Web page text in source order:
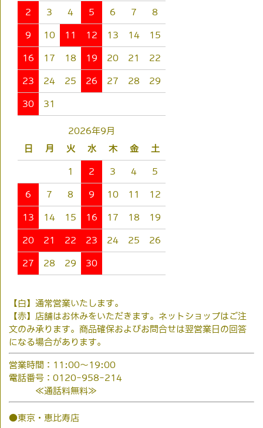
2 3 4 5 6 7 8
9 10 11 12 13 14 15
16 17 18 19 20 21 22
23 24 25 26 27 28 29
30 31
2026年9月
日
月 火 水 木 金 土
1 2 3 4 5
6 7 8 9 10 11 12
13 14 15 16 17 18 19
20 21 22 23 24 25 26
27 28 29 30
【白】通常営業いたします。
【赤】店舗はお休みをいただきます。ネットショップはご注
文のみ承ります。商品確保およびお問合せは翌営業日の回答
になる場合があります。
営業時間：11:00～19:00
電話番号：0120-958-214
≪通話料無料≫
●東京・恵比寿店